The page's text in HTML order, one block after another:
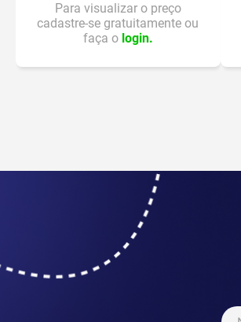
Para visualizar o preço
cadastre-se gratuitamente ou
faça o login.